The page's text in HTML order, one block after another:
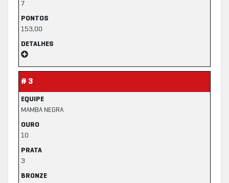
7
PONTOS
153,00
DETALHES
# 3
EQUIPE
MAMBA NEGRA
OURO
10
PRATA
3
BRONZE